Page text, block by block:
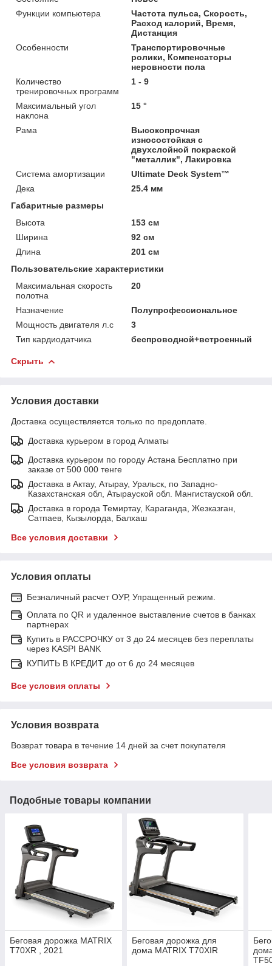
Функции компьютера
Частота пульса, Скорость,
Расход калорий, Время,
Дистанция
Особенности
Транспортировочные
ролики, Компенсаторы
неровности пола
Количество
тренировочных программ
1 - 9
Максимальный угол
наклона
15 °
Рама
Высокопрочная
износостойкая с
двухслойной покраской
"металлик", Лакировка
Система амортизации
Ultimate Deck System™
Дека
25.4 мм
Габаритные размеры
Высота
153 см
Ширина
92 см
Длина
201 см
Пользовательские характеристики
Максимальная скорость
полотна
20
Назначение
Полупрофессиональное
Мощность двигателя л.с
3
Тип кардиодатчика
беспроводной+встроенный
Скрыть
Условия доставки
Доставка осуществляется только по предоплате.
Доставка курьером в город Алматы
Доставка курьером по городу Астана Бесплатно при
заказе от 500 000 тенге
Доставка в Актау, Атырау, Уральск, по Западно-
Казахстанская обл, Атырауской обл. Мангистауской обл.
Доставка в города Темиртау, Караганда, Жезказган,
Сатпаев, Кызылорда, Балхаш
Все условия доставки
Условия оплаты
Безналичный расчет ОУР, Упращенный режим.
Оплата по QR и удаленное выставление счетов в банках
партнерах
Купить в РАССРОЧКУ от 3 до 24 месяцев без переплаты
через KASPI BANK
КУПИТЬ В КРЕДИТ до от 6 до 24 месяцев
Все условия оплаты
Условия возврата
Возврат товара в течение 14 дней за счет покупателя
Все условия возврата
Подобные товары компании
Беговая дорожка MATRIX
T70XR , 2021
Беговая дорожка для
дома MATRIX T70XIR